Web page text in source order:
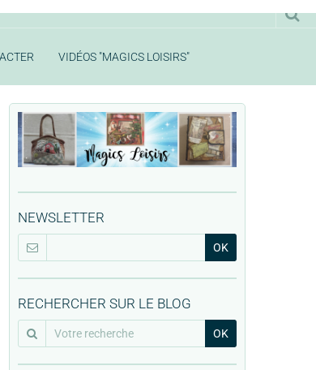
VIDÉOS "MAGICS LOISIRS"
NEWSLETTER
OK
RECHERCHER SUR LE BLOG
OK